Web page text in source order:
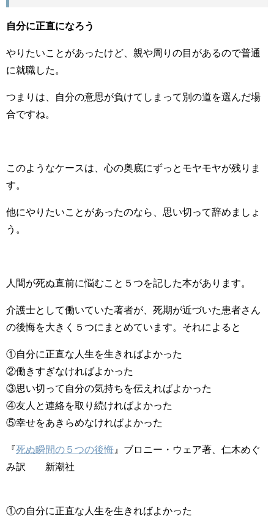
自分に正直になろう
やりたいことがあったけど、親や周りの目があるので普通
に就職した。
つまりは、自分の意思が負けてしまって別の道を選んだ場
合ですね。
このようなケースは、心の奥底にずっとモヤモヤが残りま
す。
他にやりたいことがあったのなら、思い切って辞めましょ
う。
人間が死ぬ直前に悩むこと５つを記した本があります。
介護士として働いていた著者が、死期が近づいた患者さん
の後悔を大きく５つにまとめています。それによると
①自分に正直な人生を生きればよかった
②働きすぎなければよかった
③思い切って自分の気持ちを伝えればよかった
④友人と連絡を取り続ければよかった
⑤幸せをあきらめなければよかった
『死ぬ瞬間の５つの後悔 』ブロニー・ウェア著、仁木めぐ
み訳 新潮社
①の自分に正直な人生を生きればよかった